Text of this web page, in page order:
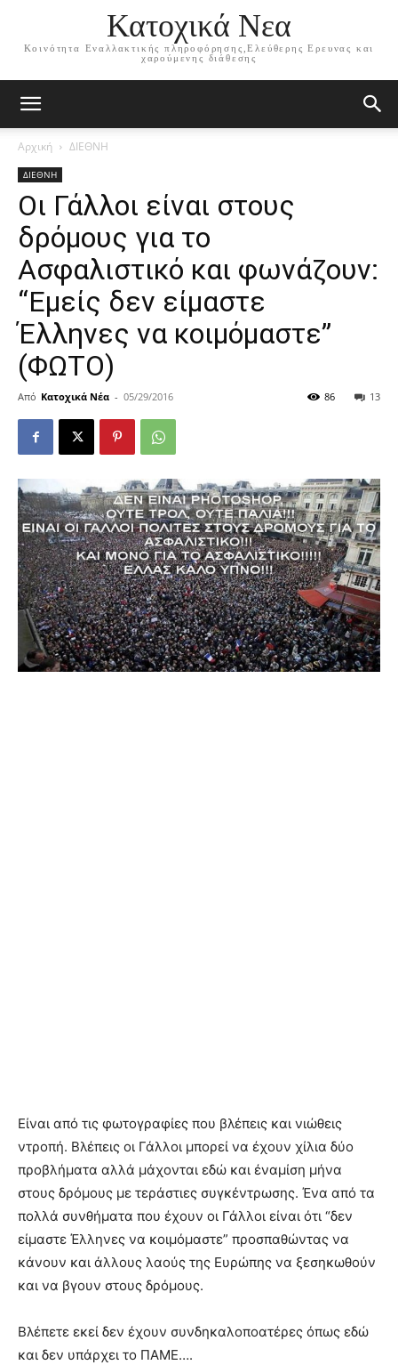
Κατοχικά Νεα
Κοινότητα Εναλλακτικής πληροφόρησης,Ελεύθερης Ερευνας και
χαρούμενης διάθεσης
Αρχική ΔΙΕΘΝΗ
ΔΙΕΘΝΗ
Οι Γάλλοι είναι στους
δρόμους για το
Ασφαλιστικό και φωνάζουν:
“Εμείς δεν είμαστε
Έλληνες να κοιμόμαστε”
(ΦΩΤΟ)
Από Κατοχικά Νέα - 05/29/2016 13
86
Είναι από τις φωτογραφίες που βλέπεις και νιώθεις
ντροπή. Βλέπεις οι Γάλλοι μπορεί να έχουν χίλια δύο
προβλήματα αλλά μάχονται εδώ και έναμίση μήνα
στους δρόμους με τεράστιες συγκέντρωσης. Ένα από τα
πολλά συνθήματα που έχουν οι Γάλλοι είναι ότι “δεν
είμαστε Έλληνες να κοιμόμαστε” προσπαθώντας να
κάνουν και άλλους λαούς της Ευρώπης να ξεσηκωθούν
και να βγουν στους δρόμους.
Βλέπετε εκεί δεν έχουν συνδηκαλοποατέρες όπως εδώ
και δεν υπάρχει το ΠΑΜΕ….